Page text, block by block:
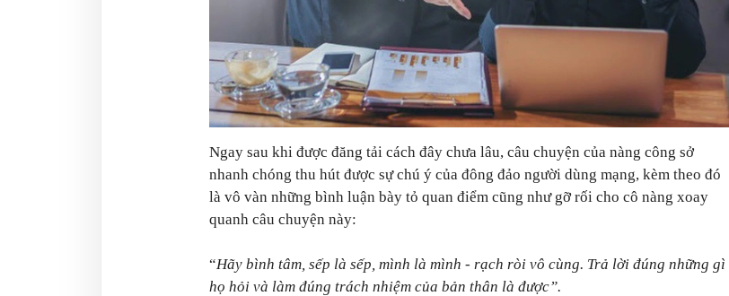
Ngay sau khi được đăng tải cách đây chưa lâu, câu chuyện của nàng công sở
nhanh chóng thu hút được sự chú ý của đông đảo người dùng mạng, kèm theo đó
là vô vàn những bình luận bày tỏ quan điểm cũng như gỡ rối cho cô nàng xoay
quanh câu chuyện này:
“Hãy bình tâm, sếp là sếp, mình là mình - rạch ròi vô cùng. Trả lời đúng những gì
họ hỏi và làm đúng trách nhiệm của bản thân là được”.